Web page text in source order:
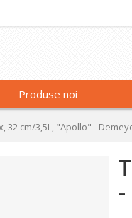
Produse noi
32 cm/3,5L, "Apollo" -